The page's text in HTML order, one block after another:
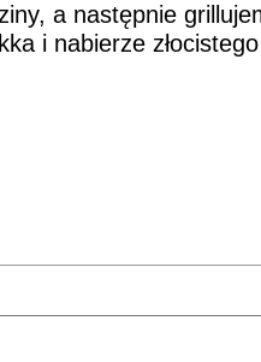
a następnie
i nabierze